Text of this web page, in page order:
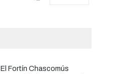
El Fortín Chascomús